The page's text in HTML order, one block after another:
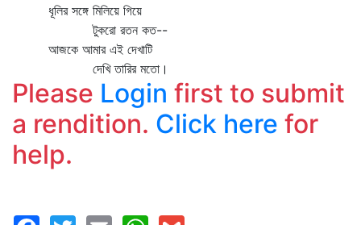
ধূলির সঙ্গে মিলিয়ে গিয়ে
টুকরো রতন কত--
আজকে আমার এই দেখাটি
দেখি তারির মতো।
Please Login first to submit
a rendition. Click here for
help.